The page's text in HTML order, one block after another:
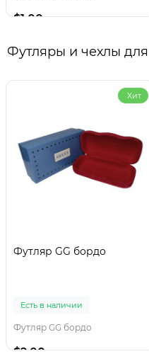
$1.00
Футляры и чехлы
Хит
Футляр GG бордо
Есть в наличии
Футляр GG бордо
$2.00